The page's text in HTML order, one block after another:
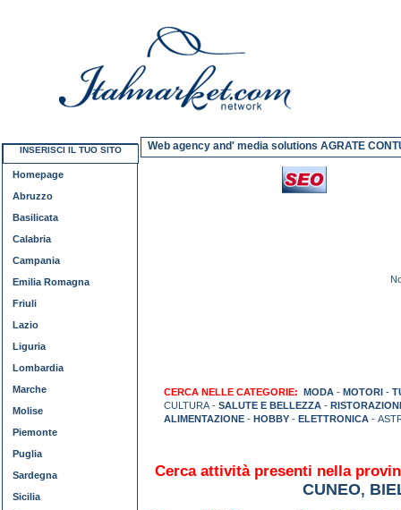
Web agency and' media solutions AGRATE
CERCA NELLE CATEGORIE: MODA - MOTORI -
CULTURA - SALUTE E BELLEZZA -
ALIMENTAZIONE - HOBBY - ELETTRONICA -
Cerca attività presenti nella
CUNEO,
INSERISCI IL TUO SITO
Homepage
Abruzzo
Basilicata
Calabria
Campania
Emilia Romagna
Friuli
Lazio
Liguria
Lombardia
Marche
Molise
Piemonte
Puglia
Sardegna
Sicilia